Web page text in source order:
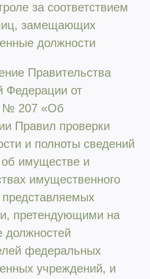
за соответствием
замещающих
должности
Правительства
Федерации от
№ 207 «Об
Правил проверки
и полноты сведений
имуществе и
имущественного
представляемых
претендующими на
должностей
федеральных
учреждений, и